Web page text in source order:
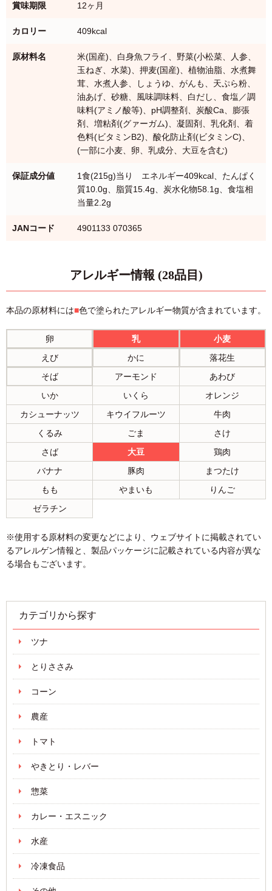
賞味期限 12ヶ月
カロリー 409kcal
原材料名
米(国産)、白身魚フライ、野菜(小松菜、人参、
玉ねぎ、水菜)、押麦(国産)、植物油脂、水煮舞
茸、水煮人参、しょうゆ、がんも、天ぷら粉、
油あげ、砂糖、風味調味料、白だし、食塩／調
味料(アミノ酸等)、pH調整剤、炭酸Ca、膨張
剤、増粘剤(グァーガム)、凝固剤、乳化剤、着
色料(ビタミンB2)、酸化防止剤(ビタミンC)、
(一部に小麦、卵、乳成分、大豆を含む)
保証成分値
1食(215g)当り エネルギー409kcal、たんぱく
質10.0g、脂質15.4g、炭水化物58.1g、食塩相
当量2.2g
JANコード 4901133 070365
アレルギー情報 (28品目)
本品の原材料には■色で塗られたアレルギー物質が含まれています。
卵 乳
小麦
えび
かに
落花生
そば
アーモンド
あわび
いか
いくら
オレンジ
カシューナッツ
キウイフルーツ
牛肉
くるみ
ごま
さけ
さば
大豆
鶏肉
バナナ
豚肉
まつたけ
もも
やまいも
りんご
ゼラチン
※使用する原材料の変更などにより、ウェブサイトに掲載されてい
るアレルゲン情報と、製品パッケージに記載されている内容が異な
る場合もございます。
カテゴリから探す
ツナ
とりささみ
コーン
農産
トマト
やきとり・レバー
惣菜
カレー・エスニック
水産
冷凍食品